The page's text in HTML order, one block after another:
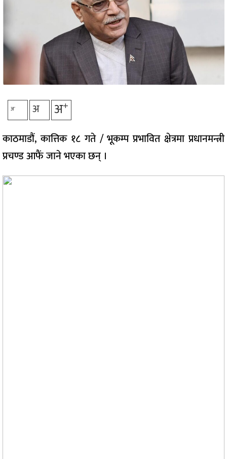
अ- अ अ+
काठमाडौं, कात्तिक १८ गते / भूकम्प प्रभावित क्षेत्रमा प्रधानमन्त्री
प्रचण्ड आफैं जाने भएका छन् ।